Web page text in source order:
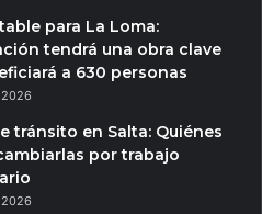
para La Loma:
tendrá una obra clave
a 630 personas
tránsito en Salta: Quiénes
por trabajo